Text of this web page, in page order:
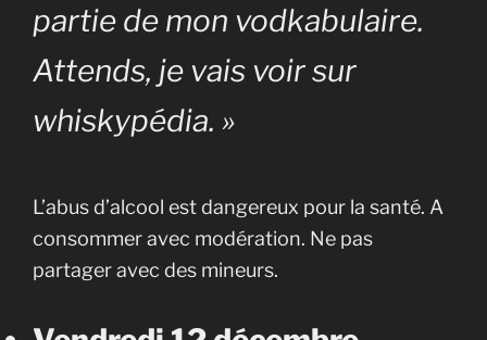
partie de mon vodkabulaire.
Attends, je vais voir sur
whiskypédia. »
L’abus d’alcool est dangereux pour la santé. A
consommer avec modération. Ne pas
partager avec des mineurs.